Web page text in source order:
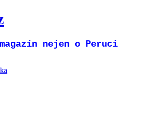
nejen o Peruci